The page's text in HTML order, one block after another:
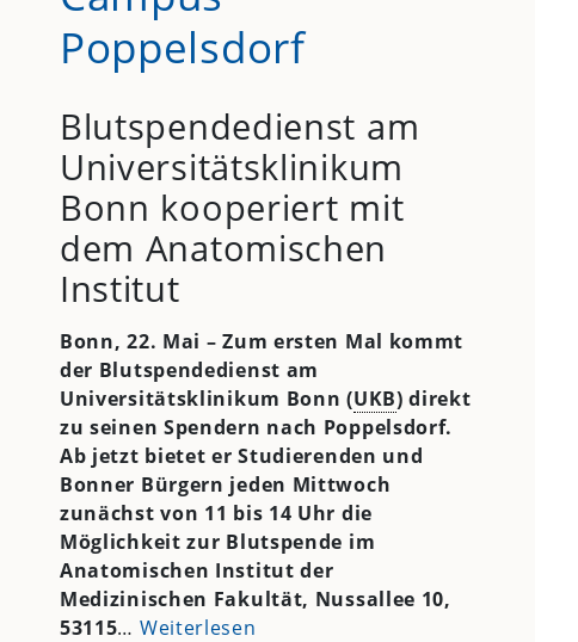
Poppelsdorf
Blutspendedienst am
Universitätsklinikum
Bonn kooperiert mit
dem Anatomischen
Institut
Bonn,22. Mai – Zum ersten Mal kommt
der Blutspendedienst am
Universitätsklinikum Bonn (UKB) direkt
zu seinen Spendern nach Poppelsdorf.
Ab jetzt bietet er Studierenden und
Bonner Bürgern jeden Mittwoch
zunächst von 11 bis 14 Uhr die
Möglichkeit zur Blutspende im
Anatomischen Institut der
Medizinischen Fakultät, Nussallee 10,
53115… Weiterlesen